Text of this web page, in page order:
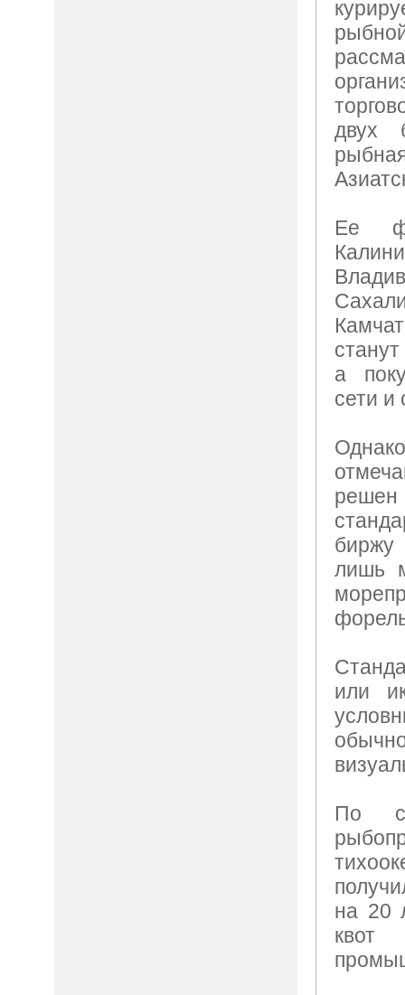
двух
Ее
а
сети и
решен
биржу
лишь
или
По
на 20